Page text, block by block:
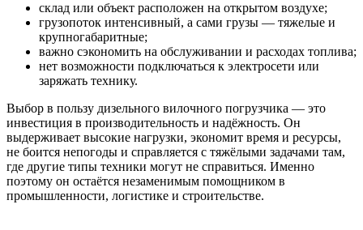
склад или объект расположен на открытом воздухе;
грузопоток интенсивный, а сами грузы — тяжелые и
крупногабаритные;
важно сэкономить на обслуживании и расходах топлива;
нет возможности подключаться к электросети или
заряжать технику.
Выбор в пользу дизельного вилочного погрузчика — это
инвестиция в производительность и надёжность. Он
выдерживает высокие нагрузки, экономит время и ресурсы,
не боится непогоды и справляется с тяжёлыми задачами там,
где другие типы техники могут не справиться. Именно
поэтому он остаётся незаменимым помощником в
промышленности, логистике и строительстве.